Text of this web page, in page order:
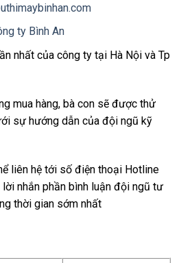
ty Bình An
nhất của công ty tại Hà Nội và Tp
mua hàng, bà con sẽ được thử
sự hướng dẫn của đội ngũ kỹ
liên hệ tới số điện thoại Hotline
nhắn phần bình luận đội ngũ tư
thời gian sớm nhất